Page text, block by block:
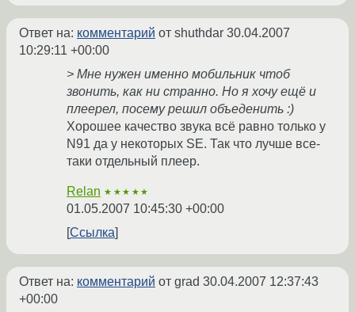
Ответ на: комментарий от shuthdar 30.04.2007
10:29:11 +00:00
> Мне нужен именно мобильник чтоб
звонить, как ни странно. Но я хочу ещё и
плеерел, посему решил объеденить :)
Хорошее качество звука всё равно только у
N91 да у некоторых SE. Так что лучше все-
таки отдельный плеер.
Relan ★★★★★
01.05.2007 10:45:30 +00:00
Ссылка
Ответ на: комментарий от grad 30.04.2007 12:37:43
+00:00